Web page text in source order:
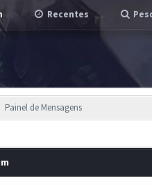
Recentes
Painel de Mensagens